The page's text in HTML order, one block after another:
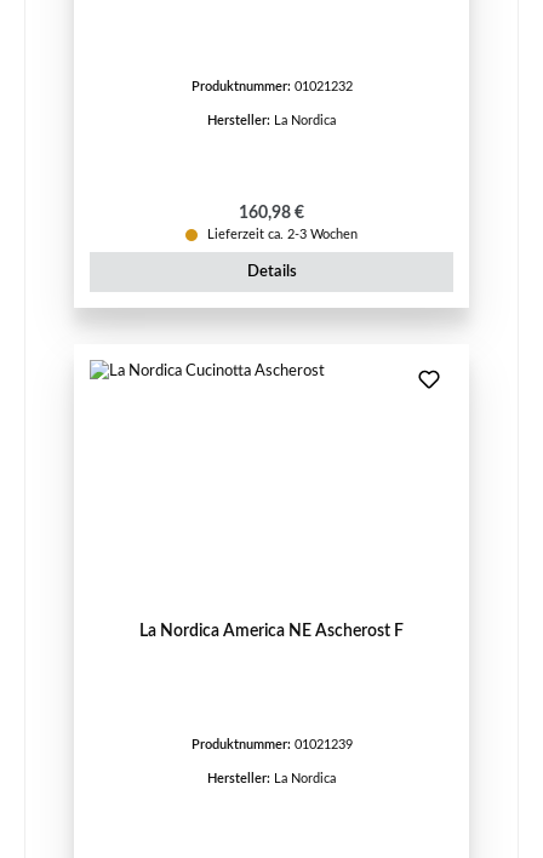
Produktnummer: 01021232
Hersteller: La Nordica
Regulärer Preis:
160,98 €
Lieferzeit ca. 2-3 Wochen
Details
La Nordica America NE Ascherost F
Produktnummer: 01021239
Hersteller: La Nordica